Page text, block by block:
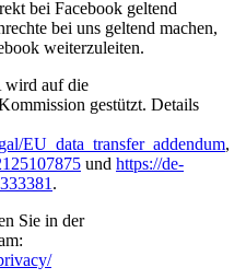
bei Facebook geltend
bei uns geltend machen,
weiterzuleiten.
wird auf die
gestützt. Details
EU_data_transfer_addendum,
und https://de-
.
Sie in der